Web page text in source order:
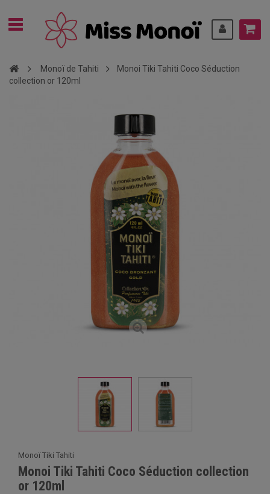
Monoï de Tahiti
Monoi Tiki Tahiti Coco Séduction
collection or 120ml
Monoï Tiki Tahiti
Monoi Tiki Tahiti Coco Séduction collection
or 120ml